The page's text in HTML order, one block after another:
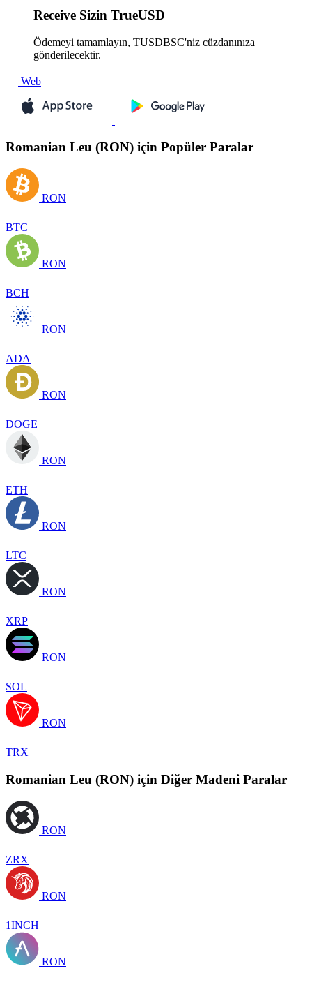
Receive Sizin TrueUSD
Ödemeyi tamamlayın, TUSDBSC'niz cüzdanınıza
gönderilecektir.
Web
Romanian Leu (RON) için Popüler Paralar
RON
BTC
RON
BCH
RON
ADA
RON
DOGE
RON
ETH
RON
LTC
RON
XRP
RON
SOL
RON
TRX
Romanian Leu (RON) için Diğer Madeni Paralar
RON
ZRX
RON
1INCH
RON